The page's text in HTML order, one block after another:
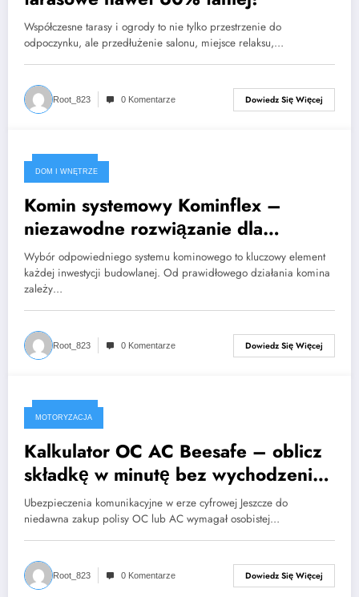
Współczesne tarasy i ogrody to nie tylko przestrzenie do
odpoczynku, ale przedłużenie salonu, miejsce relaksu,…
Root_823 0 Komentarze Dowiedz Się Więcej
2025-05-07
DOM I WNĘTRZE
Komin systemowy Kominflex –
niezawodne rozwiązanie dla
każdego budynku
Wybór odpowiedniego systemu kominowego to kluczowy element
każdej inwestycji budowlanej. Od prawidłowego działania komina
zależy…
Root_823 0 Komentarze Dowiedz Się Więcej
2025-05-04
MOTORYZACJA
Kalkulator OC AC Beesafe – oblicz
składkę w minutę bez wychodzenia
z domu
Ubezpieczenia komunikacyjne w erze cyfrowej Jeszcze do
niedawna zakup polisy OC lub AC wymagał osobistej…
Root_823 0 Komentarze Dowiedz Się Więcej